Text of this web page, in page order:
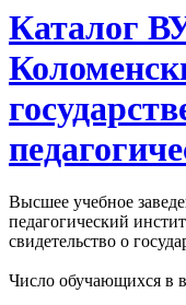
Каталог
Высшее учебное
педагогический
свидетельство о
Число обучающихся в